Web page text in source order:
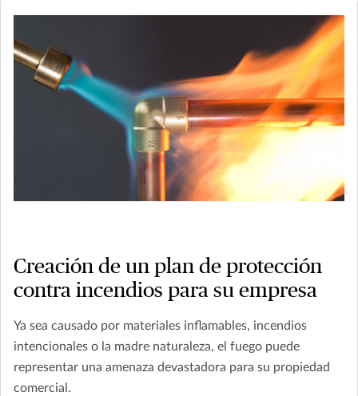
Creación de un plan de protección
contra incendios para su empresa
Ya sea causado por materiales inflamables, incendios
intencionales o la madre naturaleza, el fuego puede
representar una amenaza devastadora para su propiedad
comercial.